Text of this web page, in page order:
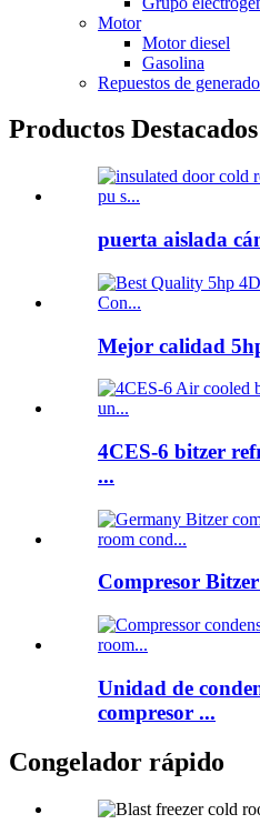
Motor
Motor diesel
Gasolina
Repuestos de
Productos Destacados
puerta aislada
Mejor calidad
4CES-6 bitzer
...
Compresor
Unidad de
compresor ...
Congelador rápido